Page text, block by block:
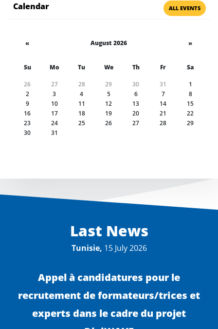
Calendar ALL EVENTS
« August 2026 »
Su Mo Tu We Th Fr Sa
26 27 28 29 30 31
1
2
3 4 5 6 7
8
9
10 11 12 13 14
15
16
17 18 19 20 21
22
23
24 25 26 27 28
29
30
31
Last News
Tunisie, 15 July 2026
Appel à candidatures pour le
recrutement de formateurs/trices et
experts dans le cadre du projet